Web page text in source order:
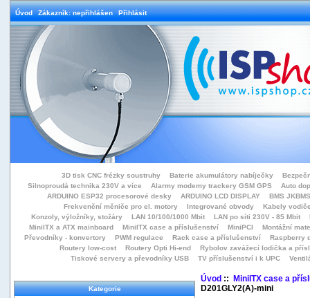
Úvod Zákazník: nepřihlášen Přihlásit
3D tisk CNC frézky soustruhy Baterie akumulátory nabíječky
Silnoproudá technika 230V a více
Alarmy modemy trackery GSM GPS
Auto
ARDUINO ESP32 procesorové desky
ARDUINO LCD DISPLAY
BMS
Frekvenční měniče pro el. motory
Integrované obvody
Kabely
Konzoly, výložníky, stožáry
LAN 10/100/1000 Mbit LAN po síti 230V - 85 Mbit
MiniITX a ATX mainboard
MiniITX case a příslušenství MiniPCI
Montážní
Převodníky - konvertory
PWM regulace Rack case a příslušenství
Raspberry
Routery low-cost
Routery Opti Hi-end
Rybolov zavážecí lodička a přísl
Tiskové servery a převodníky USB
TV příslušenství i k UPC
Kategorie
Úvod:: MiniITX case a
D201GLY2(A)-mini